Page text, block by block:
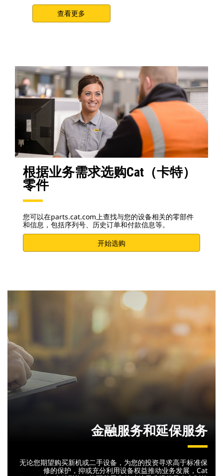
查看更多
根据业务需求选购Cat（卡特）
零件
您可以在parts.cat.com上查找与您的设备相关的零部件
和信息，包括序列号、历史订单和付款信息等。
开始选购
金融服务和延保服务
无论您期望购买新机或二手设备，为您的投资寻求高于标准保
修的保护，抑或充分利用设备权益推动业务发展，Cat